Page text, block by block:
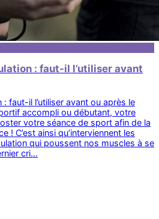
: faut-il l’utiliser avant
faut-il l’utiliser avant ou après le
accompli ou débutant, votre
votre séance de sport afin de la
! C’est ainsi qu’interviennent les
qui poussent nos muscles à se
cri…